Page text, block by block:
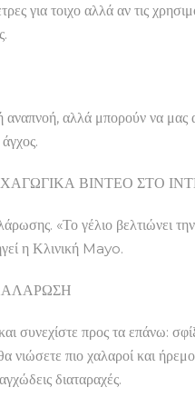
για τοιχο αλλά αν τις
αναπνοή, αλλά μπορούν να
ΒΙΝΤΕΟ ΣΤΟ
«Το γέλιο βελτιώνει
η Κλινική Mayo.
συνεχίστε προς τα επάνω:
πιο χαλαροί και
διαταραχές.